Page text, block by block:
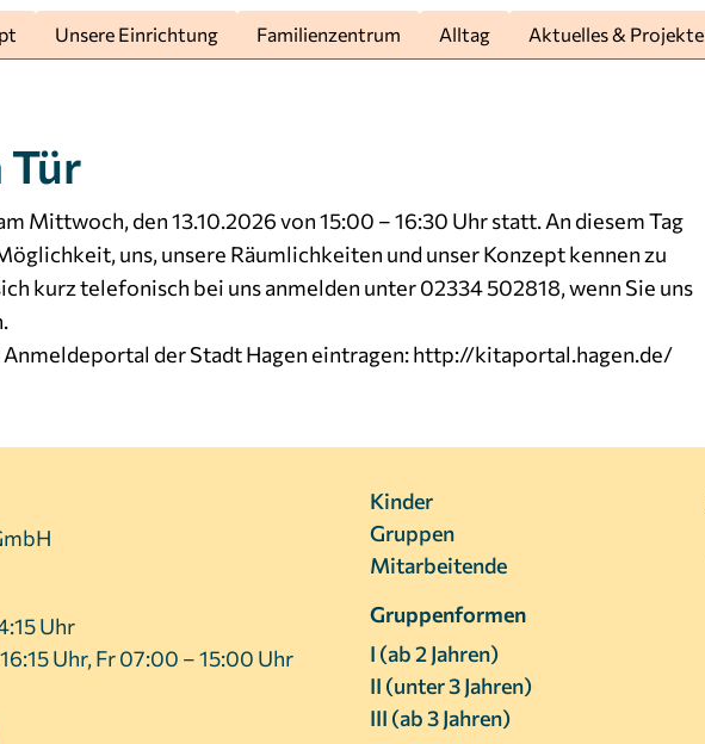
Unsere Einrichtung Familienzentrum Alltag Aktuelles & Projekte
Tür
Mittwoch, den 13.10.2026 von 15:00 – 16:30 Uhr statt. An diesem Tag
uns, unsere Räumlichkeiten und unser Konzept kennen zu
kurz telefonisch bei uns anmelden unter 02334 502818, wenn Sie uns
der Stadt Hagen eintragen:http://kitaportal.hagen.de/
Uhr
Uhr, Fr 07:00 – 15:00 Uhr
Kinder
Gruppen
Mitarbeitende
Gruppenformen
I (ab 2 Jahren)
II (unter 3 Jahren)
III (ab 3 Jahren)
über
der